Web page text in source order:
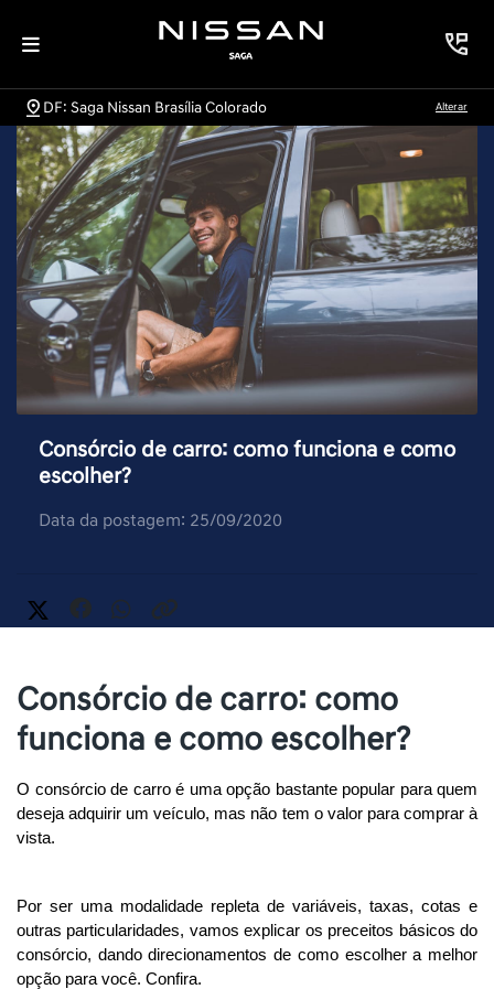
DF: Saga Nissan Brasília Colorado Alterar
Consórcio de carro: como funciona e como
escolher?
Data da postagem: 25/09/2020
Consórcio de carro: como
funciona e como escolher?
O consórcio de carro é uma opção bastante popular para quem
deseja adquirir um veículo, mas não tem o valor para comprar à
vista.
Por ser uma modalidade repleta de variáveis, taxas, cotas e
outras particularidades, vamos explicar os preceitos básicos do
consórcio, dando direcionamentos de como escolher a melhor
opção para você. Confira.